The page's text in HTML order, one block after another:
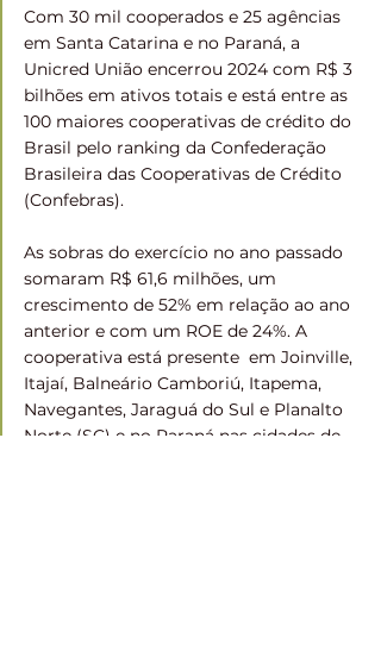
Com 30 mil cooperados e 25 agências
em Santa Catarina e no Paraná, a
Unicred União encerrou 2024 com R$ 3
bilhões em ativos totais e está entre as
100 maiores cooperativas de crédito do
Brasil pelo ranking da Confederação
Brasileira das Cooperativas de Crédito
(Confebras).
As sobras do exercício no ano passado
somaram R$ 61,6 milhões, um
crescimento de 52% em relação ao ano
anterior e com um ROE de 24%. A
cooperativa está presente  em Joinville,
Itajaí, Balneário Camboriú, Itapema,
Navegantes, Jaraguá do Sul e Planalto
Norte (SC) e no Paraná nas cidades de